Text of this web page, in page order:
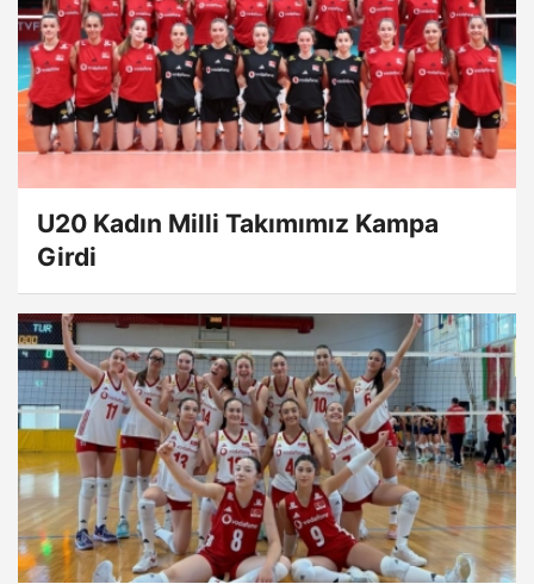
U20 Kadın Milli Takımımız Kampa
Girdi